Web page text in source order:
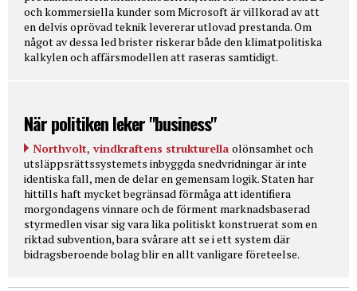
och kommersiella kunder som Microsoft är villkorad av att
en delvis oprövad teknik levererar utlovad prestanda. Om
något av dessa led brister riskerar både den klimatpolitiska
kalkylen och affärsmodellen att raseras samtidigt.
När politiken leker "business"
Northvolt, vindkraftens strukturella olönsamhet och
utsläppsrättssystemets inbyggda snedvridningar är inte
identiska fall, men de delar en gemensam logik. Staten har
hittills haft mycket begränsad förmåga att identifiera
morgondagens vinnare och de förment marknadsbaserad
styrmedlen visar sig vara lika politiskt konstruerat som en
riktad subvention, bara svårare att se i ett system där
bidragsberoende bolag blir en allt vanligare företeelse.